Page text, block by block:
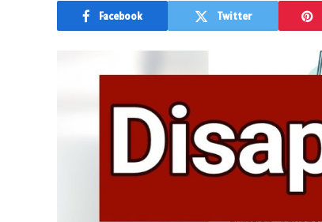
Facebook Twitter